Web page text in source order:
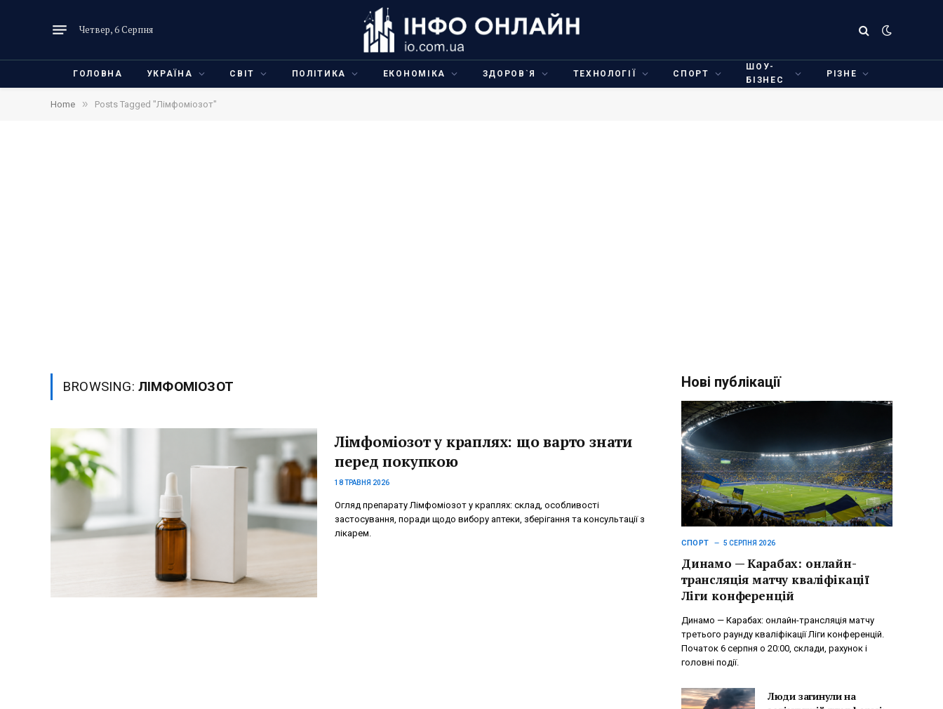
Четвер, 6 Серпня
ГОЛОВНА УКРАЇНА СВІТ ПОЛІТИКА ЕКОНОМІКА ЗДОРОВ`Я ТЕХНОЛОГІЇ СПОРТ
ШОУ-
БІЗНЕС
РІЗНЕ
Home » Posts Tagged "Лімфоміозот"
BROWSING: ЛІМФОМІОЗОТ
Лімфоміозот у краплях: що варто знати
перед покупкою
18 ТРАВНЯ 2026
Огляд препарату Лімфоміозот у краплях: склад, особливості
застосування, поради щодо вибору аптеки, зберігання та консультації з
лікарем.
Нові публікації
СПОРТ 5 СЕРПНЯ 2026
Динамо — Карабах: онлайн-
трансляція матчу кваліфікації
Ліги конференцій
Динамо — Карабах: онлайн-трансляція матчу
третього раунду кваліфікації Ліги конференцій.
Початок 6 серпня о 20:00, склади, рахунок і
головні події.
Люди загинули на